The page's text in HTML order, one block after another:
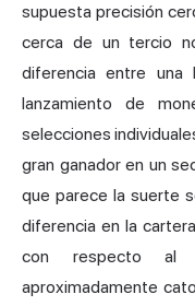
supuesta precisión
cerca de un tercio
diferencia entre una
lanzamiento de
selecciones
gran ganador en un
que parece la suerte
diferencia en la
con respecto al
aproximadamente